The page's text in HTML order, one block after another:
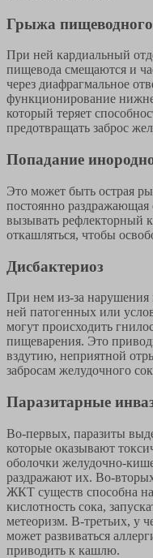
Грыжа
При ней кардиальный
пищевода смещаются и
через диафрагмальное
функционирование
который теряет
предотвращать заброс
Попадание
Это может быть острая
постоянно раздражающая
вызывать рефлекторный
откашляться, чтобы
Дисбактериоз
При нем из-за
ней патогенных или
могут происходить
пищеварения. Это
вздутию, неприятной
забросам желудочного
Паразитарные
Во-первых, паразиты
которые оказывают
оболочки желудочно-
раздражают их. Во-
ЖКТ существ способна
кислотность сока,
метеоризм. В-третьих, у
может развиваться
приводить к кашлю.